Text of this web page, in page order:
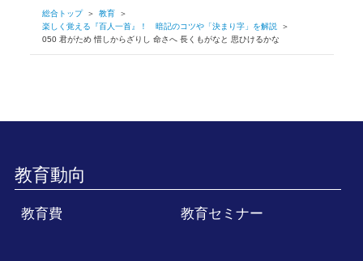
総合トップ ＞ 教育
＞
楽しく覚える『百人一首』！ 暗記のコツや「決まり字」を解説
＞
050 君がため 惜しからざりし 命さへ 長くもがなと 思ひけるかな
教育動向
教育費 教育セミナー